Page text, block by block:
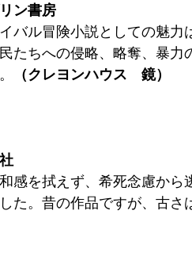
ン書房
バル冒険小説としての魅力
たちへの侵略、略奪、暴力
（クレヨンハウス　鏡）
感を拭えず、希死念慮から
た。昔の作品ですが、古さ